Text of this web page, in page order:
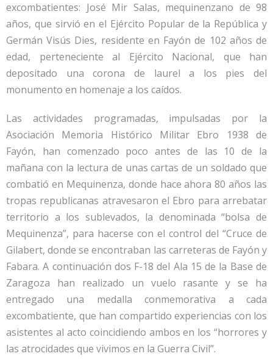
excombatientes: José Mir Salas, mequinenzano de 98
años, que sirvió en el Ejército Popular de la República y
Germán Visús Dies, residente en Fayón de 102 años de
edad, perteneciente al Ejército Nacional, que han
depositado una corona de laurel a los pies del
monumento en homenaje a los caídos.
Las actividades programadas, impulsadas por la
Asociación Memoria Histórico Militar Ebro 1938 de
Fayón, han comenzado poco antes de las 10 de la
mañana con la lectura de unas cartas de un soldado que
combatió en Mequinenza, donde hace ahora 80 años las
tropas republicanas atravesaron el Ebro para arrebatar
territorio a los sublevados, la denominada “bolsa de
Mequinenza”, para hacerse con el control del “Cruce de
Gilabert, donde se encontraban las carreteras de Fayón y
Fabara. A continuación dos F-18 del Ala 15 de la Base de
Zaragoza han realizado un vuelo rasante y se ha
entregado una medalla conmemorativa a cada
excombatiente, que han compartido experiencias con los
asistentes al acto coincidiendo ambos en los “horrores y
las atrocidades que vivimos en la Guerra Civil”.